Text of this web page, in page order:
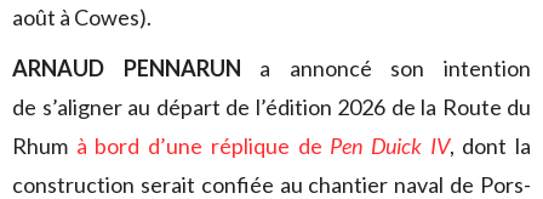
août à Cowes).
ARNAUD PENNARUN a annoncé son intention
de s’aligner au départ de l’édition 2026 de la Route du
Rhum à bord d’une réplique de Pen Duick IV, dont la
construction serait confiée au chantier naval de Pors-